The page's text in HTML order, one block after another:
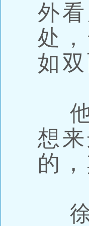
外
处
如
他
想
的
徐